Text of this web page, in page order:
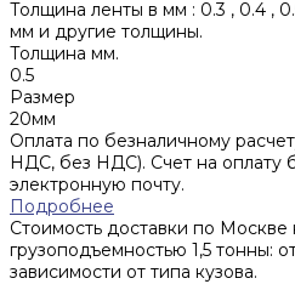
Толщина ленты в мм : 0.3 , 0.4 ,
мм и другие толщины.
Толщина мм.
0.5
Размер
20мм
Оплата по безналичному
НДС, без НДС). Счет на оплату
электронную почту.
Подробнее
Стоимость доставки по Москве
грузоподъемностью 1,5 тонны:
зависимости от типа кузова.